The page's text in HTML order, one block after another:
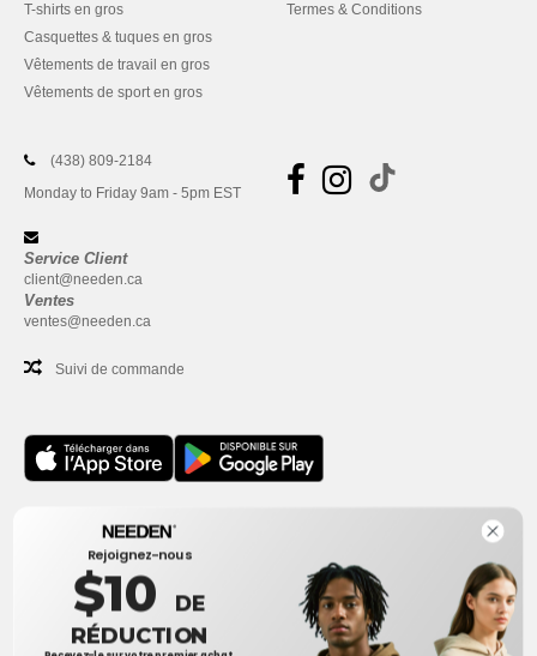
T-shirts en gros
Casquettes & tuques en gros
Vêtements de travail en gros
Vêtements de sport en gros
Termes & Conditions
(438) 809-2184
Monday to Friday 9am - 5pm EST
Service Client
client@needen.ca
Ventes
ventes@needen.ca
Suivi de commande
Bureau
One Dundas Street West Suite 2500
Toronto, Ontario, M5G 1Z3
Ceci n'est PAS l'adresse de retour. Pour les retours, voir ici
Rejoignez-nous
$10 DE
RÉDUCTION